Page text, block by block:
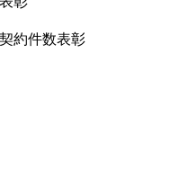
約件数表彰